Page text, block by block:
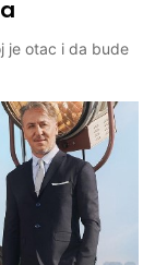
je otac i da bude